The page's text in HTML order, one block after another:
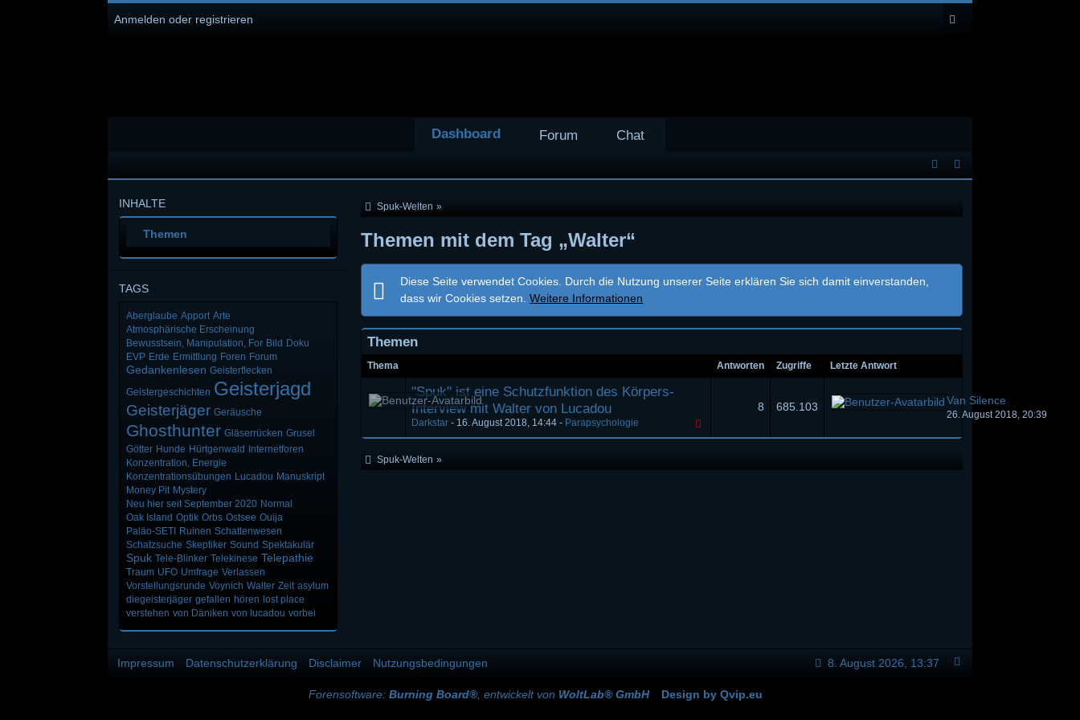
Anmelden oder registrieren
Dashboard Forum Chat
INHALTE
Themen
TAGS
Aberglaube Apport Arte
Atmosphärische Erscheinung
Bewusstsein, Manipulation, For Bild Doku
EVP Erde Ermittlung Foren Forum
Gedankenlesen Geisterflecken
Geistergeschichten Geisterjagd
Geisterjäger Geräusche
Ghosthunter Gläserrücken Grusel
Götter Hunde Hürtgenwald
Internetforen
Konzentration, Energie
Konzentrationsübungen Lucadou Manuskript
Money Pit Mystery
Neu hier seit September 2020 Normal
Oak Island Optik Orbs Ostsee Ouija
Paläo-SETI
Ruinen Schattenwesen
Schatzsuche Skeptiker Sound Spektakulär
Spuk Tele-Blinker Telekinese Telepathie
Traum UFO Umfrage Verlassen
Vorstellungsrunde Voynich Walter Zeit asylum
diegeisterjäger gefallen hören lost place
verstehen von Däniken von lucadou vorbei
Spuk-Welten »
Themen mit dem Tag „Walter“
Diese Seite verwendet Cookies. Durch die Nutzung unserer Seite erklären Sie sich damit einverstanden,
dass wir Cookies setzen.Weitere Informationen
Themen
Thema Antworten Zugriffe Letzte Antwort
"Spuk" ist eine Schutzfunktion des Körpers-
Interview mit Walter von Lucadou
Darkstar - 16. August 2018, 14:44 - Parapsychologie
8 685.103 Van Silence
26. August 2018, 20:39
Spuk-Welten »
Impressum Datenschutzerklärung Disclaimer Nutzungsbedingungen 8. August 2026, 13:37
Forensoftware: Burning Board®, entwickelt von WoltLab® GmbH